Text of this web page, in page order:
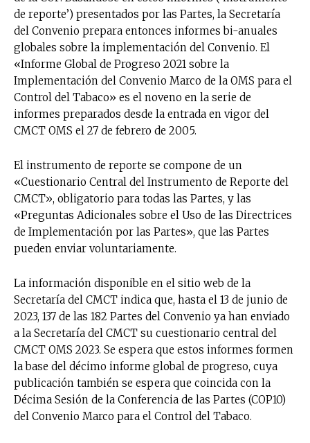
de reporte’) presentados por las Partes, la Secretaría
del Convenio prepara entonces informes bi-anuales
globales sobre la implementación del Convenio. El
«Informe Global de Progreso 2021 sobre la
Implementación del Convenio Marco de la OMS para el
Control del Tabaco» es el noveno en la serie de
informes preparados desde la entrada en vigor del
CMCT OMS el 27 de febrero de 2005.
El instrumento de reporte se compone de un
«Cuestionario Central del Instrumento de Reporte del
CMCT», obligatorio para todas las Partes, y las
«Preguntas Adicionales sobre el Uso de las Directrices
de Implementación por las Partes», que las Partes
pueden enviar voluntariamente.
La información disponible en el sitio web de la
Secretaría del CMCT indica que, hasta el 13 de junio de
2023, 137 de las 182 Partes del Convenio ya han enviado
a la Secretaría del CMCT su cuestionario central del
CMCT OMS 2023. Se espera que estos informes formen
la base del décimo informe global de progreso, cuya
publicación también se espera que coincida con la
Décima Sesión de la Conferencia de las Partes (COP10)
del Convenio Marco para el Control del Tabaco.